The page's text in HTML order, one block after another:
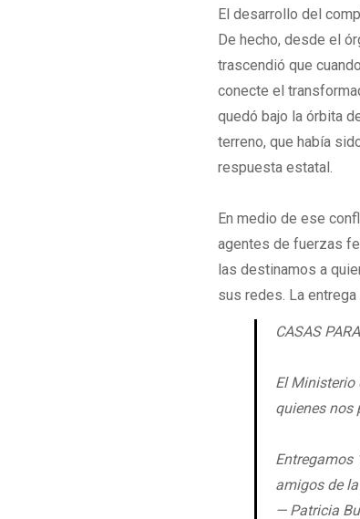
El desarrollo del
De hecho, desde el
trascendió que
conecte el
quedó bajo la órbita
terreno, que había
respuesta estatal.
En medio de ese
agentes de fuerzas
las destinamos a
sus redes. La
CASAS
El Ministerio
quienes nos
Entregamos
amigos de
— Patricia